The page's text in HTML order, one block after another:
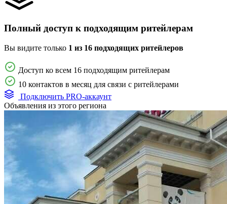
Полный доступ к подходящим ритейлерам
Вы видите только 1 из 16 подходящих ритейлеров
Доступ ко всем 16 подходящим ритейлерам
10 контактов в месяц для связи с ритейлерами
Подключить PRO-аккаунт
Объявления из этого региона